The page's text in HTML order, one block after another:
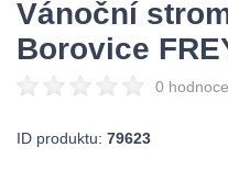
Vánoční
Borovice
0
ID produktu: 79623